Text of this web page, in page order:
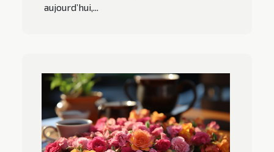
aujourd’hui,...